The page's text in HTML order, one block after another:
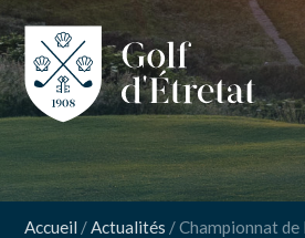
Accueil /Actualités /Championnat